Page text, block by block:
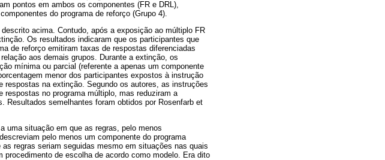
pontos em ambos os componentes (FR e DRL),
do programa de reforço (Grupo 4).
acima. Contudo, após a exposição ao múltiplo FR
Os resultados indicaram que os participantes que
de reforço emitiram taxas de respostas diferenciadas
aos demais grupos. Durante a extinção, os
mínima ou parcial (referente a apenas um componente
menor dos participantes expostos à instrução
respostas na extinção. Segundo os autores, as instruções
no programa múltiplo, mas reduziram a
Resultados semelhantes foram obtidos por Rosenfarb et
uma situação em que as regras, pelo menos
pelo menos um componente do programa
regras seriam seguidas mesmo em situações nas quais
de escolha de acordo como modelo. Era dito